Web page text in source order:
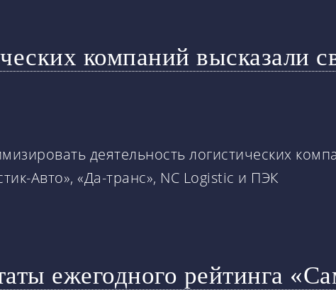
компаний высказали
деятельность логистических
Авто», «Да-транс», NC Logistic и ПЭК
ежегодного рейтинга